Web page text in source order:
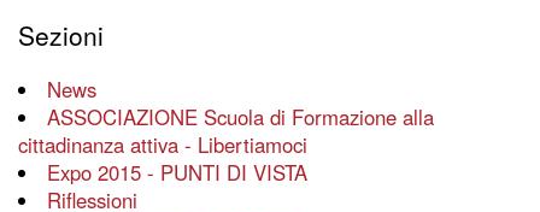
Sezioni
News
ASSOCIAZIONE Scuola di Formazione alla
cittadinanza attiva - Libertiamoci
Expo 2015 - PUNTI DI VISTA
Riflessioni